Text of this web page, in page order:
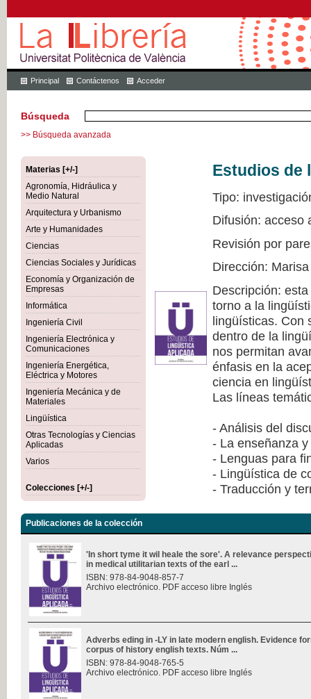
Principal Contáctenos Acceder
Búsqueda
>> Búsqueda avanzada
Materias [+/-]
Agronomía, Hidráulica y
Medio Natural
Arquitectura y Urbanismo
Arte y Humanidades
Ciencias
Ciencias Sociales y Jurídicas
Economía y Organización de
Empresas
Informática
Ingeniería Civil
Ingeniería Electrónica y
Comunicaciones
Ingeniería Energética,
Eléctrica y Motores
Ingeniería Mecánica y de
Materiales
Lingüística
Otras Tecnologías y Ciencias
Aplicadas
Varios
Colecciones [+/-]
Estudios de
Tipo:
Difusión: acceso
Revisión por
Dirección:
Descripción:
torno a la
lingüísticas. Con
dentro de la
nos permitan
énfasis en la
ciencia en
Las líneas
- Análisis del
- La enseñanza
- Lenguas para
- Lingüística de
- Traducción y
Publicaciones de la colección
'In short tyme it wil heale the sore'. A relevance
in medical utilitarian texts of the earl ...
ISBN: 978-84-9048-857-7
Archivo electrónico. PDF acceso libre Inglés
Adverbs eding in -LY in late modern english. Evidence
corpus of history english texts. Núm ...
ISBN: 978-84-9048-765-5
Archivo electrónico. PDF acceso libre Inglés